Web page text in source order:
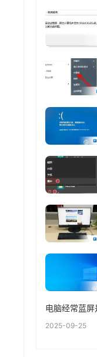
电脑经常蓝屏
2025-09-25